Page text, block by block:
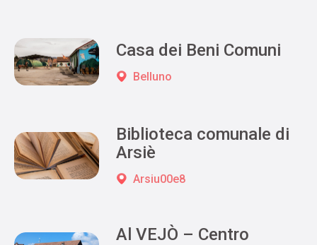
Casa dei Beni Comuni
Belluno
Biblioteca comunale di
Arsiè
Arsiu00e8
Al VEJÒ – Centro